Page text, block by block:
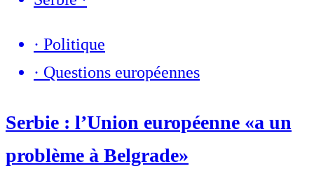
· Politique
· Questions européennes
Serbie : l’Union européenne «a un
problème à Belgrade»